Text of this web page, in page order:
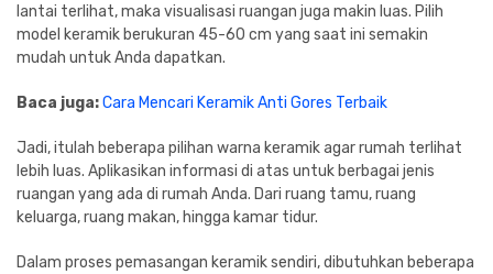
lantai terlihat, maka visualisasi ruangan juga makin luas. Pilih
model keramik berukuran 45-60 cm yang saat ini semakin
mudah untuk Anda dapatkan.
Baca juga:Cara Mencari Keramik Anti Gores Terbaik
Jadi, itulah beberapa pilihan warna keramik agar rumah terlihat
lebih luas. Aplikasikan informasi di atas untuk berbagai jenis
ruangan yang ada di rumah Anda. Dari ruang tamu, ruang
keluarga, ruang makan, hingga kamar tidur.
Dalam proses pemasangan keramik sendiri, dibutuhkan beberapa